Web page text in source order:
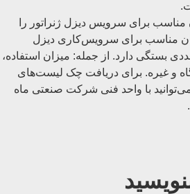
برای سرویس دیزل ژنراتور را
مناسب برای سرویس‌کاری دیزل
بستگی دارد. از جمله: میزان استفاده،
و غیره. برای دریافت چک لیست‌های
با واحد فنی شرکت صنعتی ماه